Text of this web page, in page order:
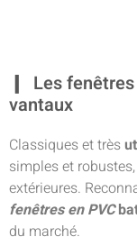
Les
vantaux
Classiques et très
simples et
extérieures.
fenêtres en PVC
du marché.